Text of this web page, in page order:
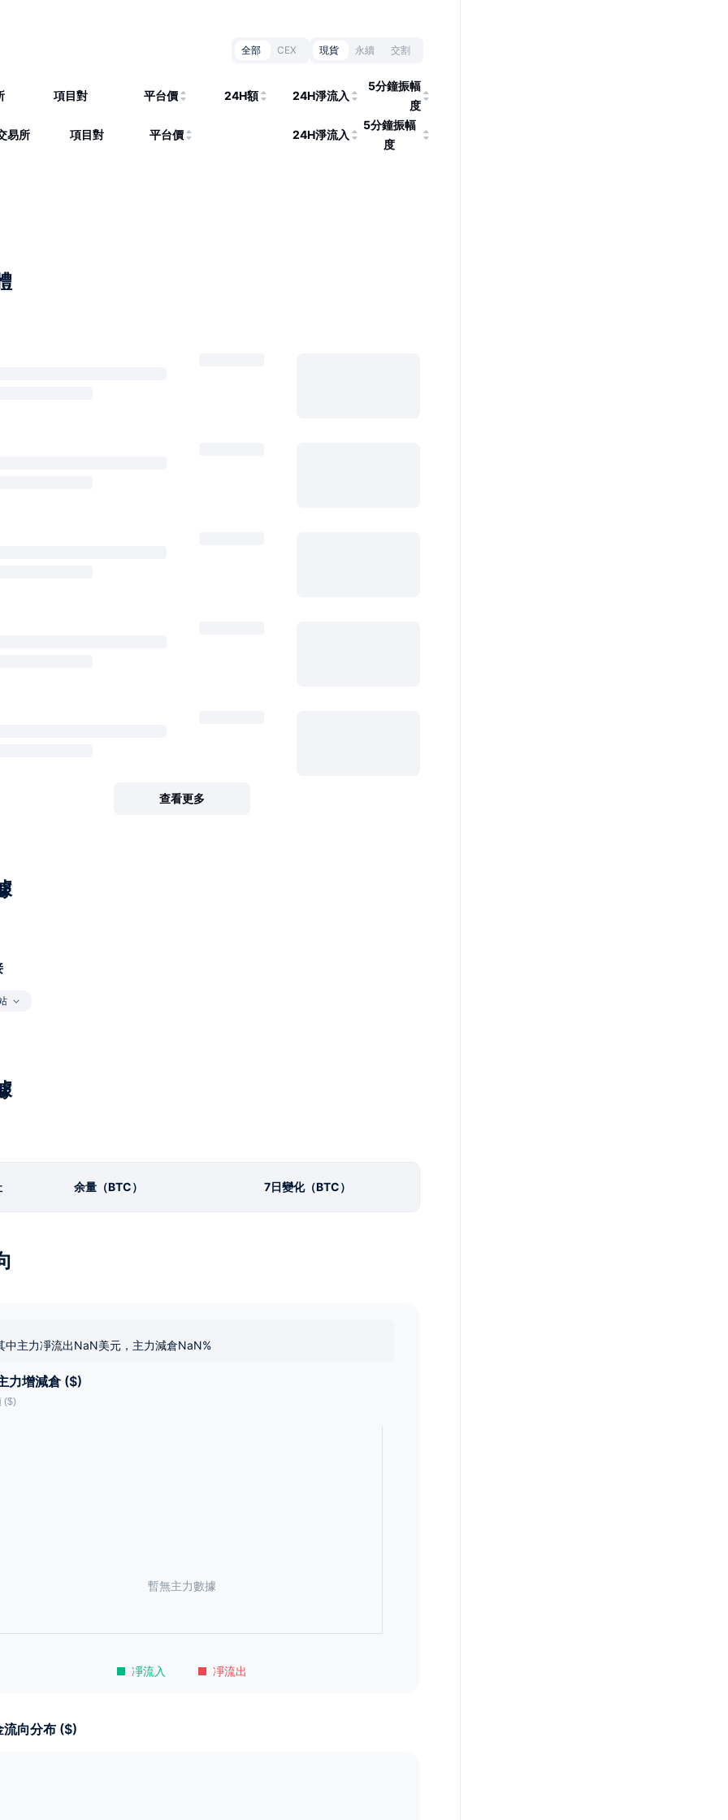
全部 CEX 現貨 永續 交割
項目對 平台價 24H額 24H淨流入
5分鐘振幅
度
易所 項目對 平台價 24H淨流入
5分鐘振幅
度
查看更多
余量（BTC） 7日變化（BTC）
中主力凈流出NaN美元，主力減倉NaN%
力增減倉 ($)
凈流入 凈流出
暫無主力數據
向分布 ($)